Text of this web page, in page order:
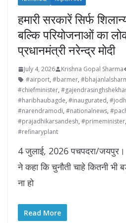
हमारी सरकारें सिर्फ
बल्कि परियोजनाओं का
प्रधानमंत्री नरेन्द्र मोदी
July 4, 2026 Krishna Gopal Sharma
#airport, #barmer,
#chiefminister,
#haribhaubagde, #inaugurated,
#narendramodi, #nationalnews,
#prajadhikarsandesh, #primeminister,
#refinaryplant
4 जुलाई, 2026 पचपदरा/जयपुर।
ने कहा कि चुनौती चाहे कितनी भी
ना हो
Read More